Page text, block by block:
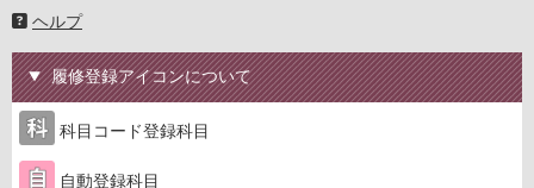
ヘルプ
履修登録アイコンについて
科目コード登録科目
自動登録科目